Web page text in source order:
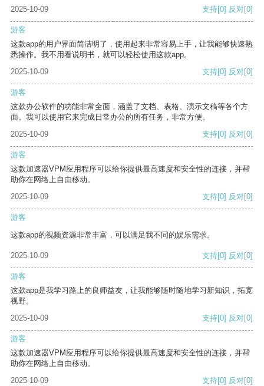
2025-10-09
支持[0] 反对[0]
游客
这款app的用户界面简洁明了，使用起来非常容易上手，让我能够快速熟
悉操作。我不用看说明书，就可以轻松使用这款app。
2025-10-09
支持[0] 反对[0]
游客
这款办公软件的功能非常全面，涵盖了文档、表格、演示文稿等各个方
面。我可以使用它来完成日常办公的所有任务，非常方便。
2025-10-09
支持[0] 反对[0]
游客
这款加速器VPM应用程序可以给你提供最高速度和安全性的连接，并帮
助你在网络上自由移动。
2025-10-09
支持[0] 反对[0]
游客
这款app的视频资源非常丰富，可以满足我不同的娱乐需求。
2025-10-09 支持[0] 反对[0]
游客
这款app是我学习路上的良师益友，让我能够随时随地学习新知识，拓宽
视野。
2025-10-09
支持[0] 反对[0]
游客
这款加速器VPM应用程序可以给你提供最高速度和安全性的连接，并帮
助你在网络上自由移动。
2025-10-09
支持[0] 反对[0]